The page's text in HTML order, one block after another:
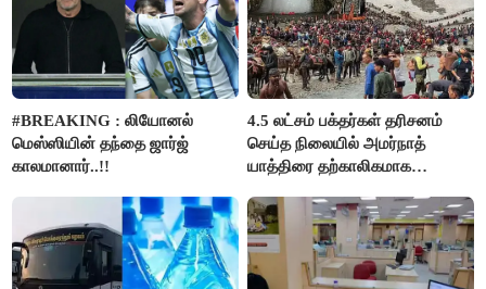
#BREAKING : லியோனல்
மெஸ்ஸியின் தந்தை ஜார்ஜ்
காலமானார்..!!
4.5 லட்சம் பக்தர்கள் தரிசனம்
செய்த நிலையில் அமர்நாத்
யாத்திரை தற்காலிகமாக